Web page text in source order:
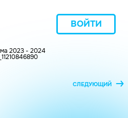
ВОЙТИ
2023 - 2024
СЛЕДУЮЩИЙ